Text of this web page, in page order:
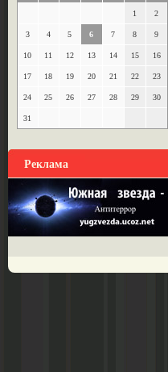
1 2
3 4 5 6 7 8 9
10 11 12 13 14 15 16
17 18 19 20 21 22 23
24 25 26 27 28 29 30
31
Реклама